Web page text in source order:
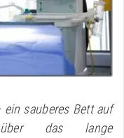
sauberes Bett auf
das lange